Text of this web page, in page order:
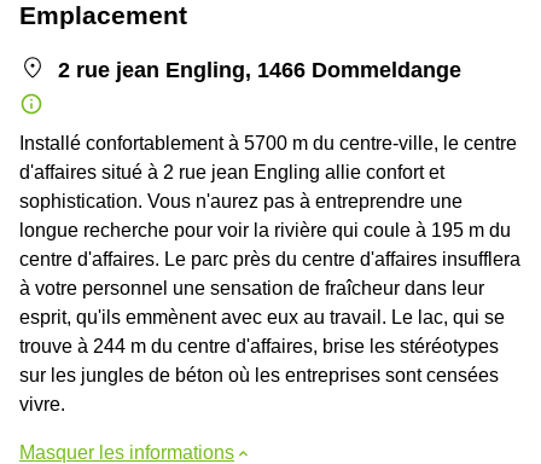
Emplacement
2 rue jean Engling, 1466 Dommeldange
Installé confortablement à 5700 m du centre-ville, le centre
d'affaires situé à 2 rue jean Engling allie confort et
sophistication. Vous n'aurez pas à entreprendre une
longue recherche pour voir la rivière qui coule à 195 m du
centre d'affaires. Le parc près du centre d'affaires insufflera
à votre personnel une sensation de fraîcheur dans leur
esprit, qu'ils emmènent avec eux au travail. Le lac, qui se
trouve à 244 m du centre d'affaires, brise les stéréotypes
sur les jungles de béton où les entreprises sont censées
vivre.
Masquer les informations